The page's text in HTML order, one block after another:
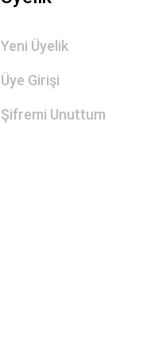
Yeni Üyelik
Üye Girişi
Şifremi Unuttum